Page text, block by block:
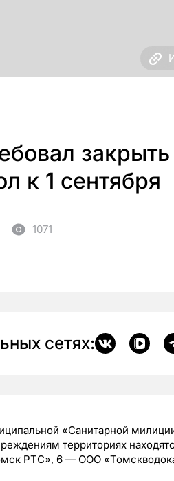
к 1 сентября
1071
сетях:
«Санитарной
территориях
РТС», 6 — ООО